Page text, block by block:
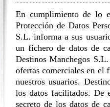
En cumplimiento de lo
Protección de Datos
S.L. informa a sus
un fichero de datos de
Destinos Manchegos
ofertas comerciales en el
nuestros usuarios.
los datos facilitados. De
secreto de los datos de